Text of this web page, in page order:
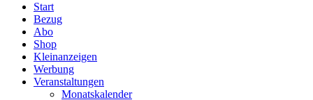
Start
Bezug
Abo
Shop
Kleinanzeigen
Werbung
Veranstaltungen
Monatskalender